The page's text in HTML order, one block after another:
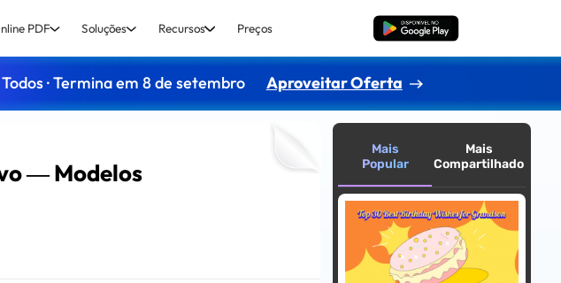
PDF Soluções Recursos Preços Baixar Grátis
· Termina em 8 de setembro Aproveitar Oferta
― Modelos
Mais
Popular
Mais
Compartilhado